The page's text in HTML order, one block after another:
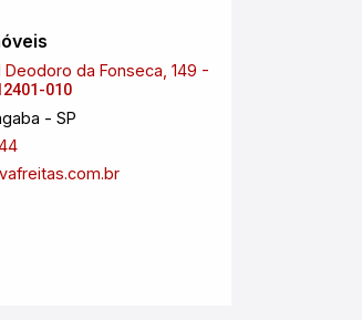
Deodoro da Fonseca, 149 -
010
- SP